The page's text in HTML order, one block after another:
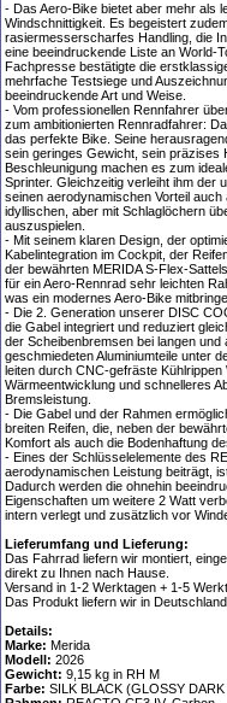
- Das Aero-Bike bietet aber mehr als
Windschnittigkeit. Es begeistert
rasiermesserscharfes Handling, die
eine beeindruckende Liste an World-
Fachpresse bestätigte die
mehrfache Testsiege und
beeindruckende Art und Weise.
- Vom professionellen Rennfahrer
zum ambitionierten Rennradfahrer:
das perfekte Bike. Seine
sein geringes Gewicht, sein präzises
Beschleunigung machen es zum
Sprinter. Gleichzeitig verleiht ihm der
seinen aerodynamischen Vorteil
idyllischen, aber mit Schlaglöchern
auszuspielen.
- Mit seinem klaren Design, der
Kabelintegration im Cockpit, der
der bewährten MERIDA S-Flex-
für ein Aero-Rennrad sehr leichten
was ein modernes Aero-Bike
- Die 2. Generation unserer DISC
die Gabel integriert und reduziert
der Scheibenbremsen bei langen
geschmiedeten Aluminiumteile unter
leiten durch CNC-gefräste
Wärmeentwicklung und schnelleres
Bremsleistung.
- Die Gabel und der Rahmen
breiten Reifen, die, neben der
Komfort als auch die Bodenhaftung
- Eines der Schlüsselelemente des
aerodynamischen Leistung beiträgt,
Dadurch werden die ohnehin
Eigenschaften um weitere 2 Watt
intern verlegt und zusätzlich vor
Lieferumfang und Lieferung:
Das Fahrrad liefern wir montiert,
direkt zu Ihnen nach Hause.
Versand in 1-2 Werktagen + 1-5
Das Produkt liefern wir in Deutschland
Details:
Marke: Merida
Modell: 2026
Gewicht: 9,15 kg in RH M
Farbe: SILK BLACK (GLOSSY DARK